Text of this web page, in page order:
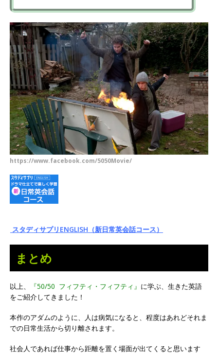
https://www.facebook.com/5050Movie/
スタディサプリENGLISH（新日常英会話コース）
まとめ
以上、 『50/50 フィフティ・フィフティ』 に学ぶ、生きた英語
をご紹介してきました！
本作のアダムのように、人は病気になると、程度はあれどそれま
での日常生活から切り離されます。
社会人であれば仕事から距離を置く場面が出てくると思います